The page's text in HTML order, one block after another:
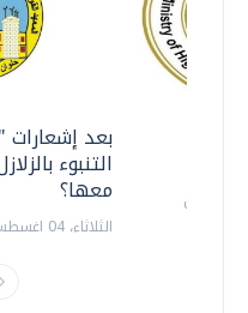
بعد
التنبوء
معها؟
الثلاثاء، 04 اغسطس 2026 04:04 م